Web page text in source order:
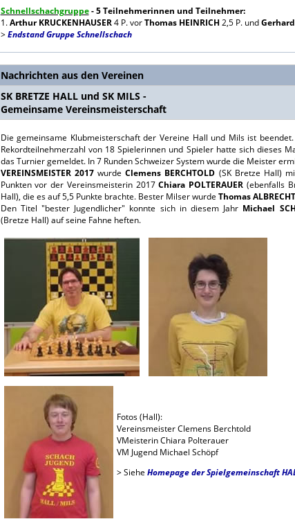
Schnellschachgruppe - 5 Teilnehmerinnen und Teilnehmer:
1.Arthur KRUCKENHAUSER4 P. vorThomas HEINRICH2,5 P. undGerhard
>Endstand Gruppe Schnellschach
Nachrichten aus den Vereinen
SK BRETZE HALL und SK MILS -
Gemeinsame Vereinsmeisterschaft
Die gemeinsame Klubmeisterschaft der Vereine Hall und Mils ist beendet.
Rekordteilnehmerzahl von 18 Spielerinnen und Spieler hatte sich dieses
das Turnier gemeldet. In 7 Runden Schweizer System wurde die Meister
VEREINSMEISTER 2017wurdeClemens BERCHTOLD (SK Bretze Hall)
Punkten vor der Vereinsmeisterin 2017Chiara POLTERAUER (ebenfalls
Hall), die es auf 5,5 Punkte brachte. Bester Milser wurde Thomas ALBRECHT
Den Titel "bester Jugendlicher" konnte sich in diesem Jahr Michael
(Bretze Hall) auf seine Fahne heften.
Fotos (Hall):
Vereinsmeister Clemens Berchtold
VMeisterin Chiara Polterauer
VM Jugend Michael Schöpf
> Siehe Homepage der Spielgemeinschaft